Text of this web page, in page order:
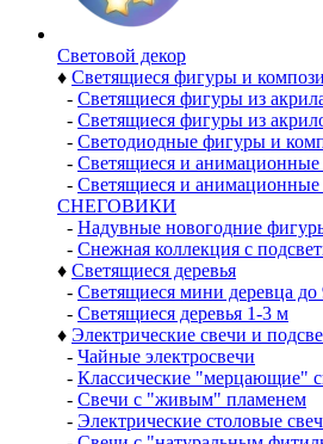
Световой декор
♦ Светящиеся фигуры и
- Светящиеся фигуры из
- Светящиеся фигуры из
- Светодиодные фигуры и
- Светящиеся и
- Светящиеся и
СНЕГОВИКИ
- Надувные новогодние
- Снежная коллекция с
♦ Светящиеся деревья
- Светящиеся мини деревца до
- Светящиеся деревья 1-3 м
♦ Электрические свечи и
- Чайные электросвечи
- Классические "мерцающие"
- Свечи с "живым" пламенем
- Электрические столовые